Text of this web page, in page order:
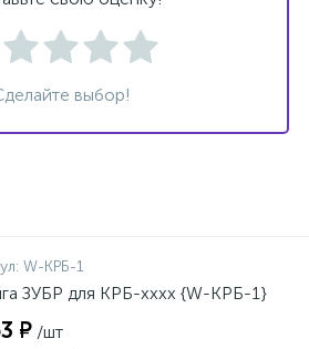
выбор!
W-КРБ-1
ЗУБР для КРБ-хххх {W-КРБ-1}
₽ /шт